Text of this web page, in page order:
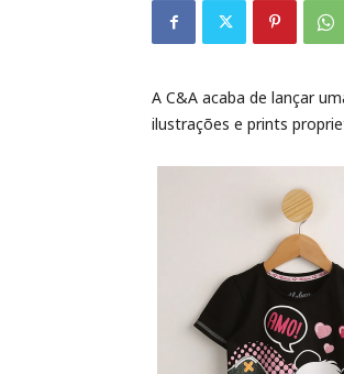
A C&A acaba de lançar
ilustrações e prints